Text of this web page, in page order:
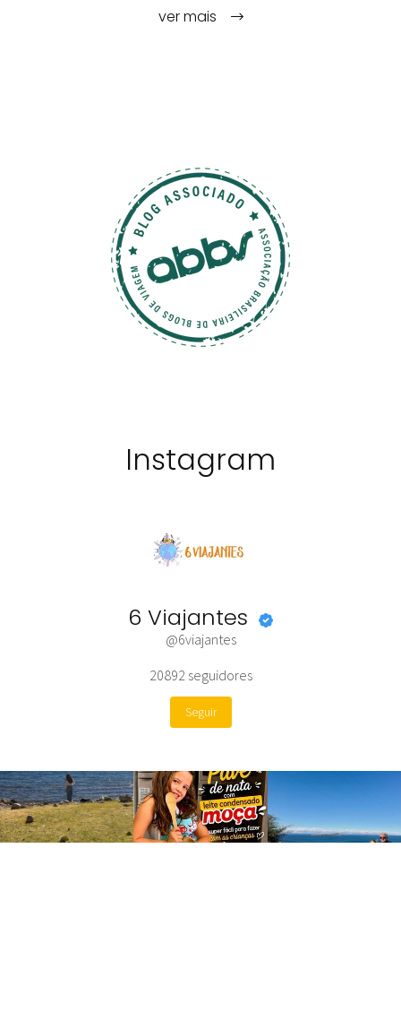
ver mais
Instagram
6 Viajantes
@6viajantes
20892 seguidores
Seguir